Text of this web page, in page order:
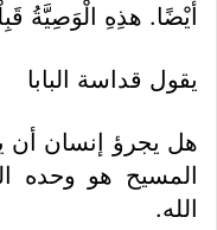
أَيْضًا. هذِهِ الْوَصِيَّةُ
يقول قداسة البابا
هل يجرؤ إنسان أن
المسيح هو وحده
الله.